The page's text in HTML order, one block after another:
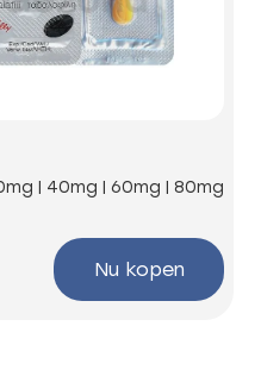
| 40mg | 60mg | 80mg
Nu kopen